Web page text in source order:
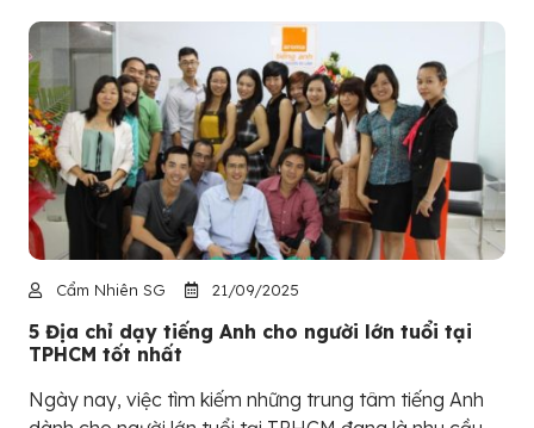
Cẩm Nhiên SG 21/09/2025
5 Địa chỉ dạy tiếng Anh cho người lớn tuổi tại
TPHCM tốt nhất
Ngày nay, việc tìm kiếm những trung tâm tiếng Anh